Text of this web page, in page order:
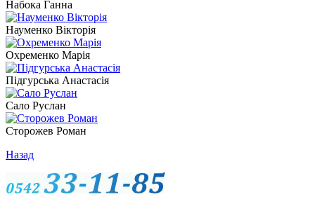
Набока Ганна
Науменко Вікторія
Охременко Марія
Підгурська Анастасія
Сало Руслан
Сторожев Роман
Назад